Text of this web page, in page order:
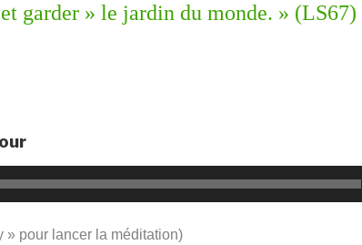
garder » le jardin du monde. » (LS67)
» pour lancer la méditation)